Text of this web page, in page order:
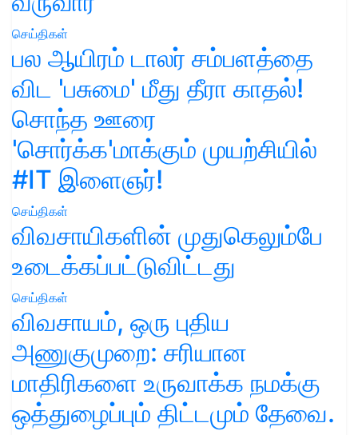
செய்திகள்
பல ஆயிரம் டாலர் சம்பளத்தை
விட 'பசுமை' மீது தீரா காதல்!
சொந்த ஊரை
'சொர்க்க'மாக்கும் முயற்சியில்
#IT இளைஞர்!
செய்திகள்
விவசாயிகளின் முதுகெலும்பே
உடைக்கப்பட்டுவிட்டது
செய்திகள்
விவசாயம், ஒரு புதிய
அணுகுமுறை: சரியான
மாதிரிகளை உருவாக்க நமக்கு
ஒத்துழைப்பும் திட்டமும் தேவை.